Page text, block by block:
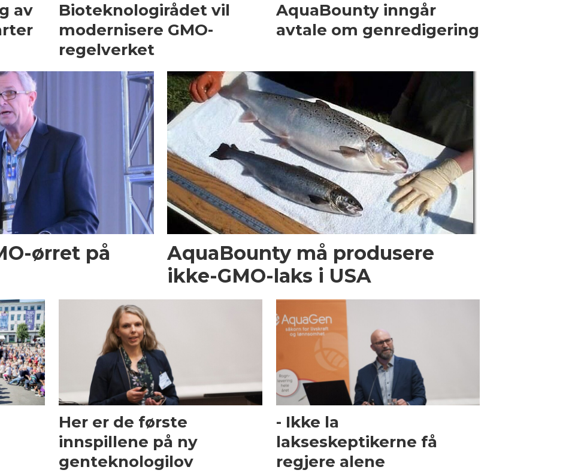
av
Bioteknologirådet vil
modernisere GMO-
regelverket
AquaBounty inngår
avtale om genredigering
ørret på
AquaBounty må produsere
ikke-GMO-laks i USA
Her er de første
innspillene på ny
genteknologilov
- Ikke la
lakseskeptikerne få
regjere alene